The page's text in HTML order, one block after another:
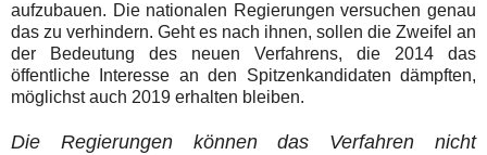
aufzubauen. Die nationalen Regierungen versuchen genau
das zu verhindern. Geht es nach ihnen, sollen die Zweifel an
der Bedeutung des neuen Verfahrens, die 2014 das
öffentliche Interesse an den Spitzenkandidaten dämpften,
möglichst auch 2019 erhalten bleiben.
Die Regierungen können das Verfahren nicht